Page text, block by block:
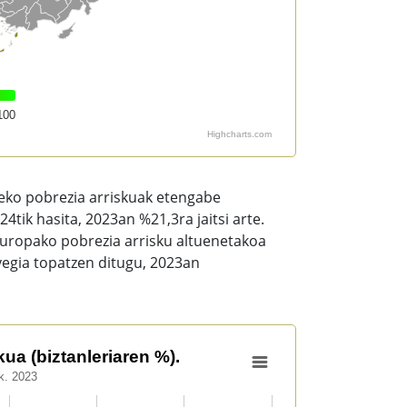
Highcharts.com
pobrezia arriskuak etengabe
hasita, 2023an %21,3ra jaitsi arte.
pobrezia arrisku altuenetakoa
topatzen ditugu, 2023an
(biztanleriaren %).
2023